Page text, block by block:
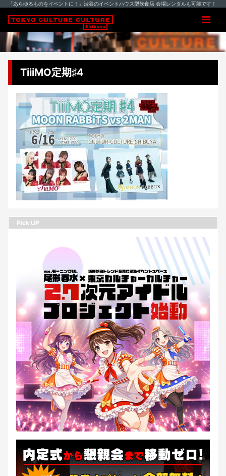
「あらゆるものをイベントに！」渋谷のイベントハウス型飲食店 会場レンタルも可能です！
TiiiMO定期♯4
Pick UP